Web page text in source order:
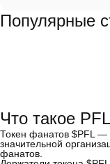
Популярные
Что такое PFL
Токен фанатов $PFL —
значительной
фанатов.